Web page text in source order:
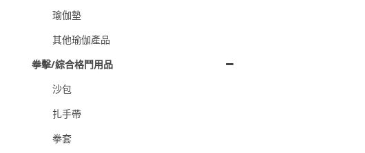
瑜伽墊
其他瑜伽產品
拳擊/綜合格鬥用品
沙包
扎手帶
拳套